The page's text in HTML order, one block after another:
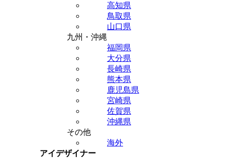
高知県
鳥取県
山口県
九州・沖縄
福岡県
大分県
長崎県
熊本県
鹿児島県
宮崎県
佐賀県
沖縄県
その他
海外
アイデザイナー